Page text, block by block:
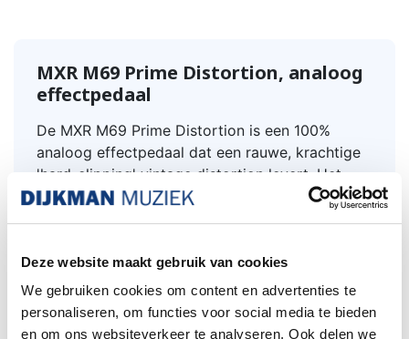
Deze website maakt gebruik van cookies
We gebruiken cookies om content en advertenties te
personaliseren, om functies voor social media te bieden
en om ons websiteverkeer te analyseren. Ook delen we
MXR M69 Prime Distortion, analoog
effectpedaal
De MXR M69 Prime Distortion is een 100%
analoog effectpedaal dat een rauwe, krachtige
'hard-clipping' vintage distortion levert. Het
pedaal staat bekend om zijn eenvoudige
klank van vintage stompboxen en een
overstuurde buizenversterker na, met rijke
harmonischen. Het geluid kan variëren van
korrelige classic-rock crunch tot verzadigde,